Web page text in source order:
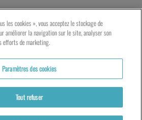
Lyon 9ème
2ème
les cookies », vous acceptez le stockage de
améliorer la navigation sur le site, analyser son
efforts de marketing.
Paramètres des cookies
Tout refuser